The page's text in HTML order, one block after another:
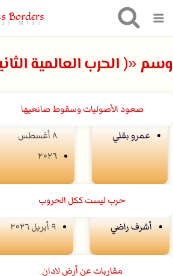
Borders
Misr
وسم «( الحرب العالمية
صعود الأصوليات وسقوط صانعيها
عمرو بقلي
۸ أغسطس
۲۰۲٦
حرب ليست ككل الحروب
أشرف راضي
۹ أبريل ۲۰۲٦
مقاربات عن أرض لادان